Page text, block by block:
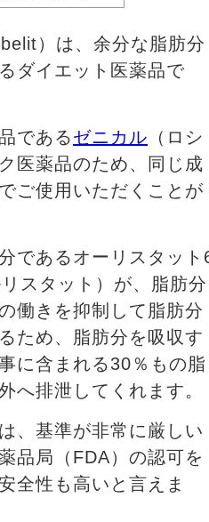
）は、余分な脂肪分
ダイエット医薬品で
であるゼニカル （ロシ
医薬品のため、同じ成
ご使用いただくことが
であるオーリスタット
スタット）が、脂肪分
働きを抑制して脂肪分
ため、脂肪分を吸収す
に含まれる30％もの脂
へ排泄してくれます。
、基準が非常に厳しい
品局（FDA）の認可を
全性も高いと言えま